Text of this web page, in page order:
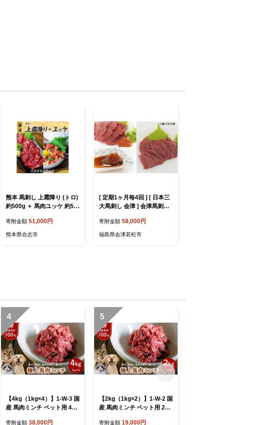
熊本 馬刺し 上霜降り (トロ)
約500g ＋ 馬肉ユッケ 約50
け ばさし セット 馬刺 バサ
シ 霜降り しもふり 馬肉 桜
寄附金額 51,000円
熊本県合志市
[ 定期1ヶ月毎4回 ] [ 日本三
大馬刺し 会津 ] 会津馬刺し
馬刺 馬肉 馬 お肉 肉 ニク に
く 刺身 おつまみ 晩酌 福島
寄附金額 58,000円
福島県会津若松市
4
【4kg（1kg×4）】1-W-3 国
産 馬肉ミンチ ペット用 4kg
寄附金額 38,000円
5
【2kg（1kg×2）】1-W-2 国
産 馬肉ミンチ ペット用 2kg
寄附金額 19,000円